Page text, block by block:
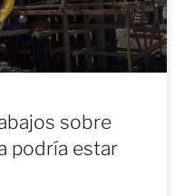
sobre
podría estar